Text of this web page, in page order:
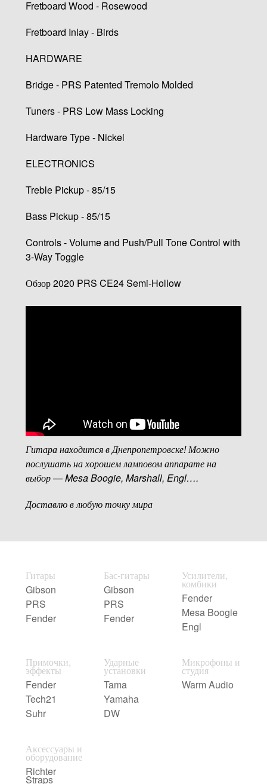
Fretboard Wood - Rosewood
Fretboard Inlay - Birds
HARDWARE
Bridge - PRS Patented Tremolo Molded
Tuners - PRS Low Mass Locking
Hardware Type - Nickel
ELECTRONICS
Treble Pickup - 85/15
Bass Pickup - 85/15
Controls - Volume and Push/Pull Tone Control with
3-Way Toggle
Обзор 2020 PRS CE24 Semi-Hollow
Гитара находится в Днепропетровске! Можно
послушать на хорошем ламповом аппарате на
выбор — Mesa Boogie, Marshall, Engl….
Доставлю в любую точку мира
Гитары
Gibson
PRS
Fender
Бас-гитары
Gibson
PRS
Fender
Усилители,
комбики
Fender
Mesa Boogie
Engl
Примочки,
эффекты
Fender
Tech21
Suhr
Ударные
установки
Tama
Yamaha
DW
Микрофоны и
студия
Warm Audio
Аксессуары и
оборудование
Richter
Straps